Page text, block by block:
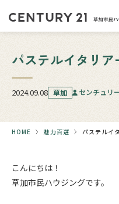
パステルイタリア
2024.09.08 草加 センチュリ
HOME 魅力百選 パステルイ
こんにちは！
草加市民ハウジングです。